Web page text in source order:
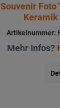
Souvenir Foto
Keramik
Artikelnummer:
Mehr Infos?